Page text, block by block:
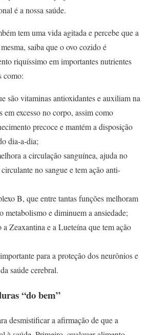
é a nossa saúde.
tem uma vida agitada e percebe que a
saiba que o ovo cozido é
riquíssimo em importantes nutrientes
como:
são vitaminas antioxidantes e auxiliam na
em excesso no corpo, assim como
precoce e mantém a disposição
dia-a-dia;
a circulação sanguínea, ajuda no
no sangue e tem ação anti-
B, que entre tantas funções melhoram
metabolismo e diminuem a ansiedade;
Zeaxantina e a Lueteína que tem ação
para a proteção dos neurônios e
saúde cerebral.
“do bem”
desmistificar a afirmação de que a